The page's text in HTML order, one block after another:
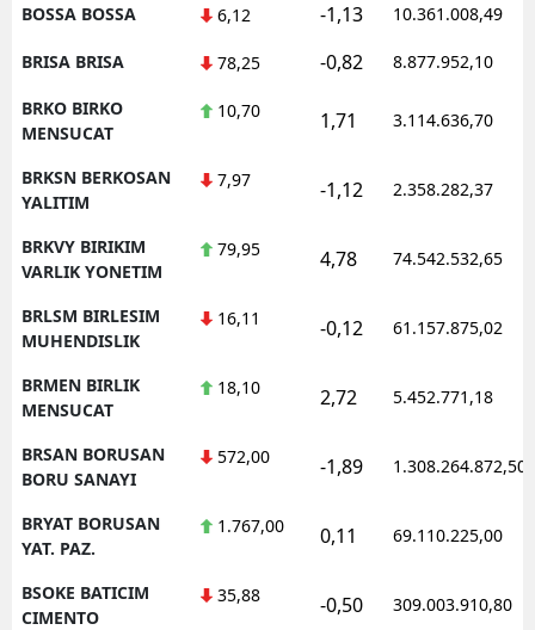
BOSSA BOSSA 6,12 -1,13 10.361.008,49
BRISA BRISA 78,25 -0,82 8.877.952,10
BRKO BIRKO
MENSUCAT
10,70 1,71 3.114.636,70
BRKSN BERKOSAN
YALITIM
7,97 -1,12 2.358.282,37
BRKVY BIRIKIM
VARLIK YONETIM
79,95 4,78 74.542.532,65
BRLSM BIRLESIM
MUHENDISLIK
16,11 -0,12 61.157.875,02
BRMEN BIRLIK
MENSUCAT
18,10 2,72 5.452.771,18
BRSAN BORUSAN
BORU SANAYI
572,00 -1,89 1.308.264.872,50
BRYAT BORUSAN
YAT. PAZ.
1.767,00 0,11 69.110.225,00
BSOKE BATICIM
CIMENTO
35,88 -0,50 309.003.910,80